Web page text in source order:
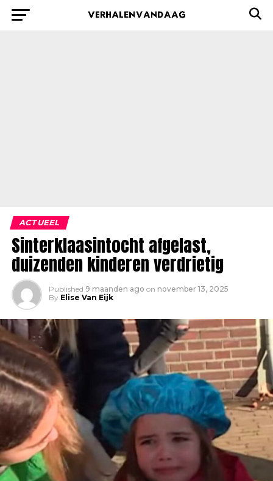
ACTUEEL
Sinterklaasintocht afgelast,
duizenden kinderen verdrietig
Published 9 maanden ago on november 13, 2025
By Elise Van Eijk